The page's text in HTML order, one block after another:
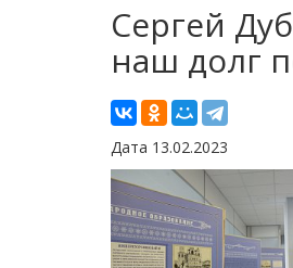
Сергей
наш долг
Дата 13.02.2023